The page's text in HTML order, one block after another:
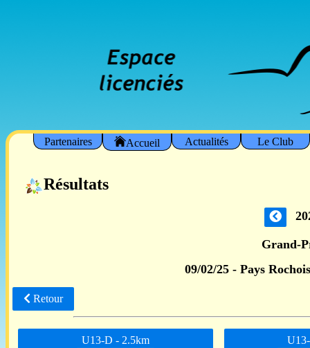
Partenaires Accueil Actualités Le Club
Résultats
Grand-
09/02/25 - Pays
Retour
U13-D - 2.5km